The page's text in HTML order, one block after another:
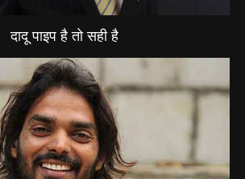
दादू पाइप है तो सही है